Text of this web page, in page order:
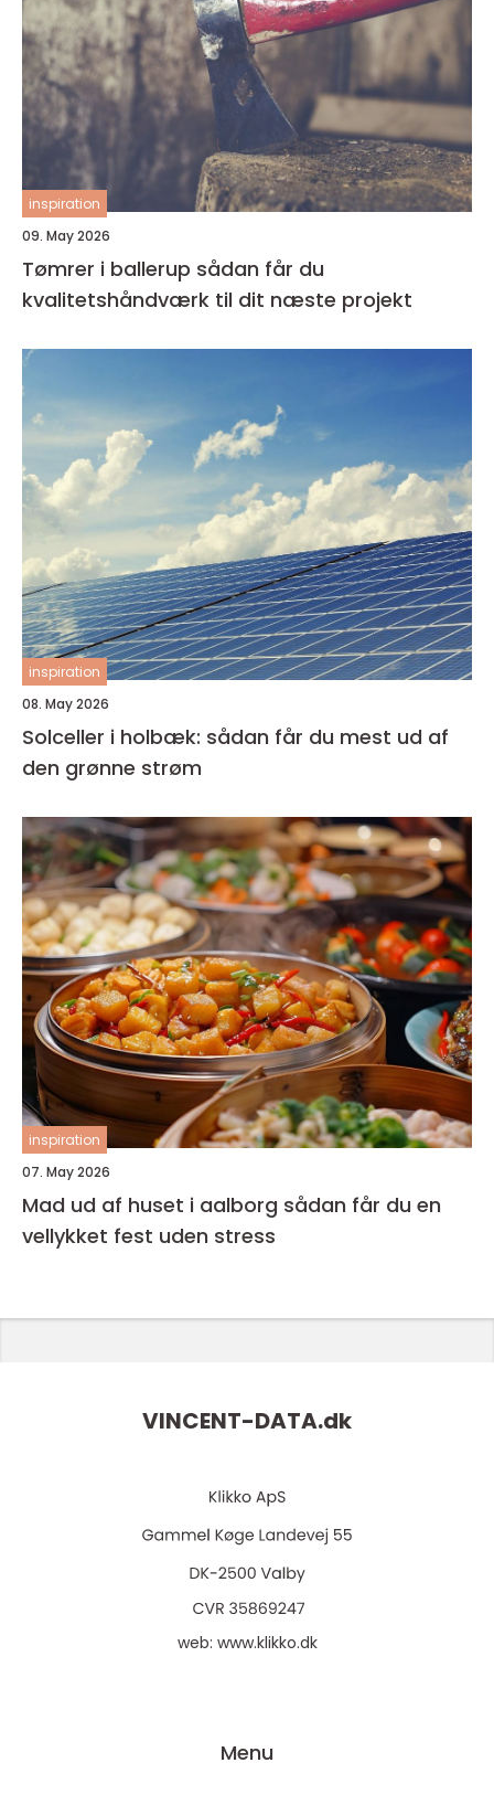
inspiration
09. May 2026
Tømrer i ballerup sådan får du
kvalitetshåndværk til dit næste projekt
inspiration
08. May 2026
Solceller i holbæk: sådan får du mest ud af
den grønne strøm
inspiration
07. May 2026
Mad ud af huset i aalborg sådan får du en
vellykket fest uden stress
VINCENT-DATA.dk
web: www.klikko.dk
Menu